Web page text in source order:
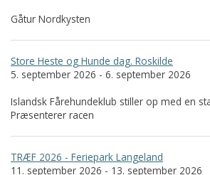
Gåtur Nordkysten
Store Heste og Hunde dag. Roskilde
5. september 2026 - 6. september 2026
Islandsk Fårehundeklub stiller op med en
Præsenterer racen
TRÆF 2026 - Feriepark Langeland
11. september 2026 - 13. september 2026